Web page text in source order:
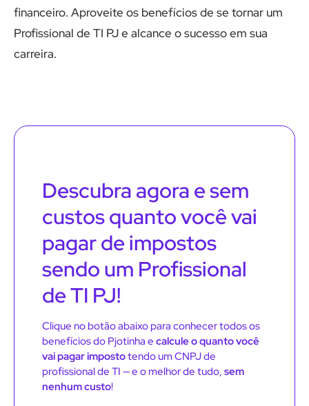
financeiro. Aproveite os benefícios de se tornar um
Profissional de TI PJ e alcance o sucesso em sua
carreira.
Descubra agora e sem
custos quanto você vai
pagar de impostos
sendo um Profissional
de TI PJ!
Clique no botão abaixo para conhecer todos os
benefícios do Pjotinha e calcule o quanto você
vai pagar impostotendo um CNPJ de
profissional de TI — e o melhor de tudo, sem
nenhum custo!